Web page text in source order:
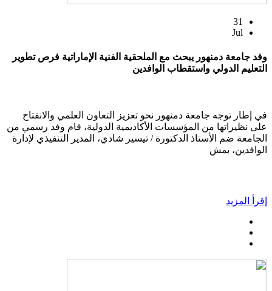
31
Jul
وفد جامعة دمنهور يبحث مع الملحقية الفنية الإماراتية فرص تطوير
التعليم الدولي واستقطاب الوافدين
في إطار توجه جامعة دمنهور نحو تعزيز التعاون العلمي والانفتاح
على نظيراتها من المؤسسات الأكاديمية الدولية، قام وفد رسمي من
الجامعة ضم الأستاذ الدكتورة / تيسير شادي، المدير التنفيذي لإدارة
الوافدين، بمش
إقرأ المزيد